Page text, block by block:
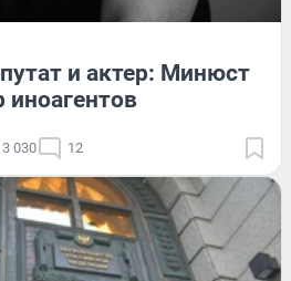
и актер: Минюст
иноагентов
3 030 12